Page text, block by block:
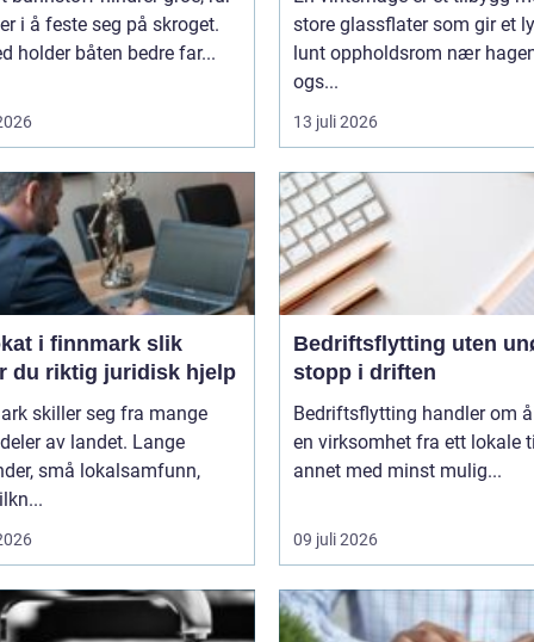
i å feste seg på skroget.
holder båten bedre far...
store glassflater som gir et
lunt oppholdsrom nær
ogs...
13 juli 2026
i finnmark slik
du riktig juridisk hjelp
skiller seg fra mange
av landet. Lange
små lokalsamfunn,
Bedriftsflytting uten
stopp i driften
Bedriftsflytting handler om
en virksomhet fra ett lokale
annet med minst mulig...
09 juli 2026